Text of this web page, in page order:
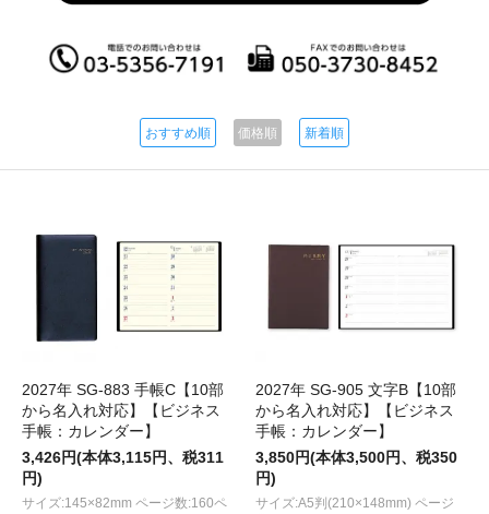
おすすめ順 価格順 新着順
2027年 SG-883 手帳C【10部
から名入れ対応】【ビジネス
手帳：カレンダー】
3,426円(本体3,115円、税311
円)
サイズ:145×82mm ページ数:160ペ
2027年 SG-905 文字B【10部
から名入れ対応】【ビジネス
手帳：カレンダー】
3,850円(本体3,500円、税350
円)
サイズ:A5判(210×148mm) ページ